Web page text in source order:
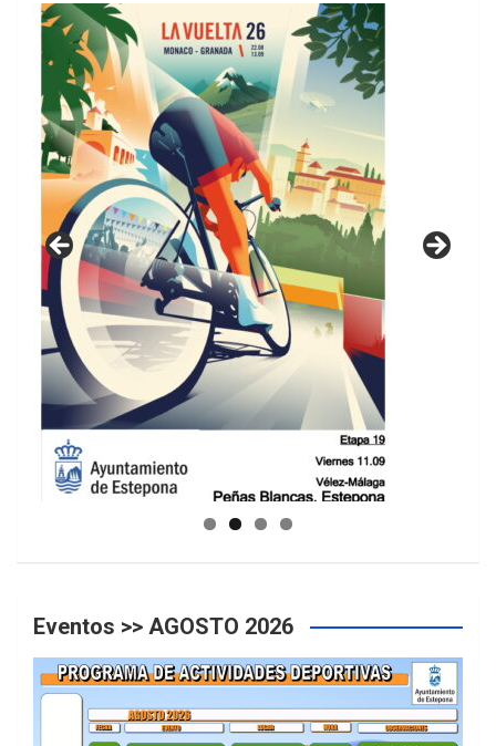
GUIA DE INSTALACIONES DEPORTIVAS
Eventos >> AGOSTO 2026